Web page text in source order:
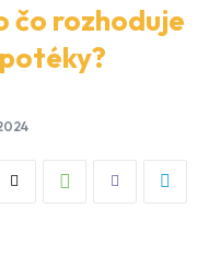
čo rozhoduje